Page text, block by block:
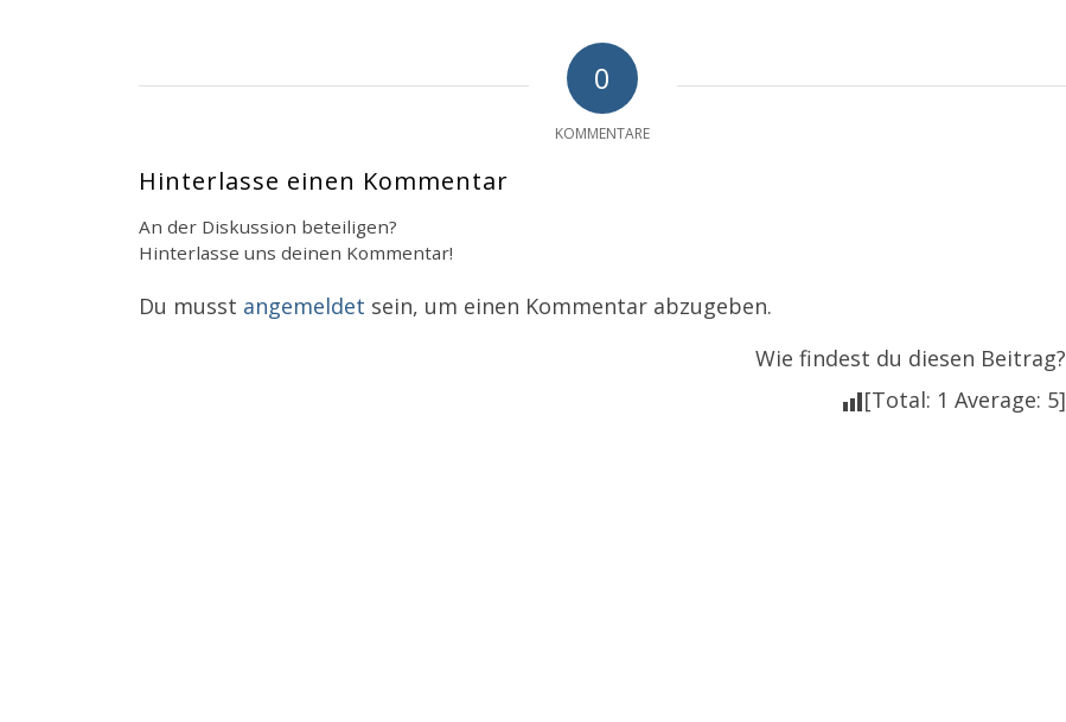
0
KOMMENTARE
Hinterlasse einen Kommentar
An der Diskussion beteiligen?
Hinterlasse uns deinen Kommentar!
Du musst angemeldet sein, um einen Kommentar abzugeben.
Wie findest du diesen Beitrag?
[Total: 1 Average: 5]